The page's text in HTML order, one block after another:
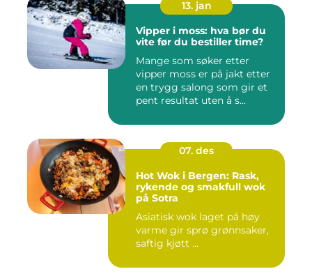
13. jan
Vipper i moss: hva bør du
vite før du bestiller time?
Mange som søker etter
vipper moss er på jakt etter
en trygg salong som gir et
pent resultat uten å s...
07. des
Hot Wok i Bergen: Rask,
rykende og smakfull wok
på Sotra
Asiatisk wok laget på høy
varme gir sprø grønnsaker,
saftig kjøtt ...